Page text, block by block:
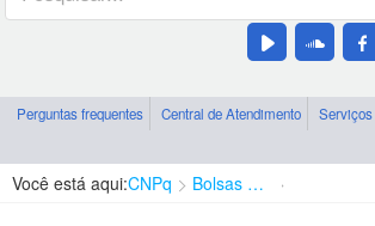
Perguntas frequentes Central de Atendimento Serviços
Você está aqui:CNPq Bolsas e Auxílios Vigentes